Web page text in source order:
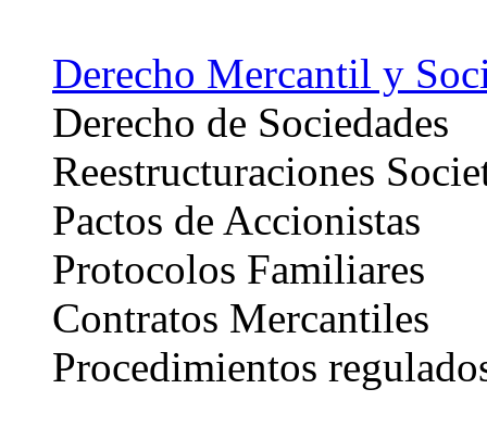
Derecho Mercantil y
Derecho de Sociedades
Reestructuraciones
Pactos de Accionistas
Protocolos Familiares
Contratos Mercantiles
Procedimientos